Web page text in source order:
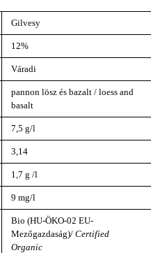
Gilvesy
12%
Váradi
pannon lösz és bazalt / loess and
basalt
7,5 g/l
3,14
1,7 g /l
9 mg/l
Bio (HU-ÖKO-02 EU-
Mezőgazdaság)/ Certified
Organic